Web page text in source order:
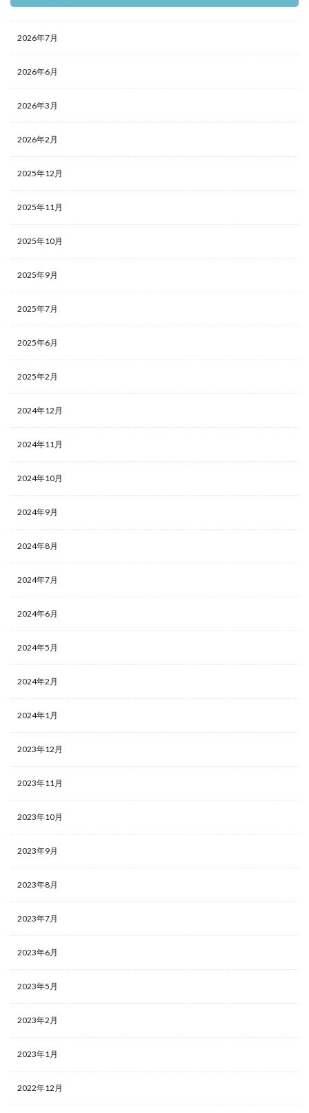
2026年7月
2026年6月
2026年3月
2026年2月
2025年12月
2025年11月
2025年10月
2025年9月
2025年7月
2025年6月
2025年2月
2024年12月
2024年11月
2024年10月
2024年9月
2024年8月
2024年7月
2024年6月
2024年5月
2024年2月
2024年1月
2023年12月
2023年11月
2023年10月
2023年9月
2023年8月
2023年7月
2023年6月
2023年5月
2023年2月
2023年1月
2022年12月